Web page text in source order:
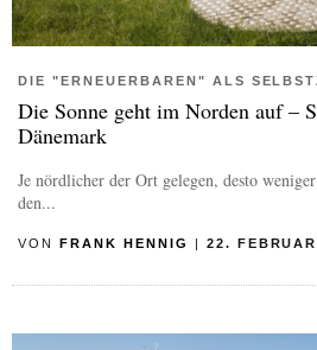
DIE "ERNEUERBAREN" ALS
Die Sonne geht im Norden auf –
Dänemark
Je nördlicher der Ort gelegen, desto
den...
VON FRANK HENNIG 22.